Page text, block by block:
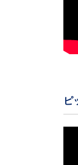
ピ